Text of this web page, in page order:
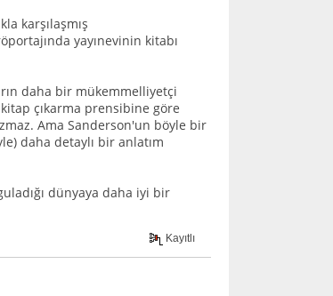
karşılaşmış
yayınevinin kitabı
daha bir mükemmelliyetçi
çıkarma prensibine göre
Ama Sanderson'un böyle bir
daha detaylı bir anlatım
dünyaya daha iyi bir
Kayıtlı